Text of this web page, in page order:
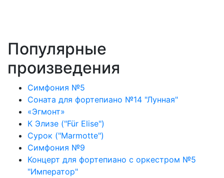
Популярные
произведения
Симфония №5
Соната для фортепиано №14 "Лунная"
«Эгмонт»
К Элизе ("Für Elise")
Сурок ("Marmotte")
Симфония №9
Концерт для фортепиано с оркестром №5
"Император"